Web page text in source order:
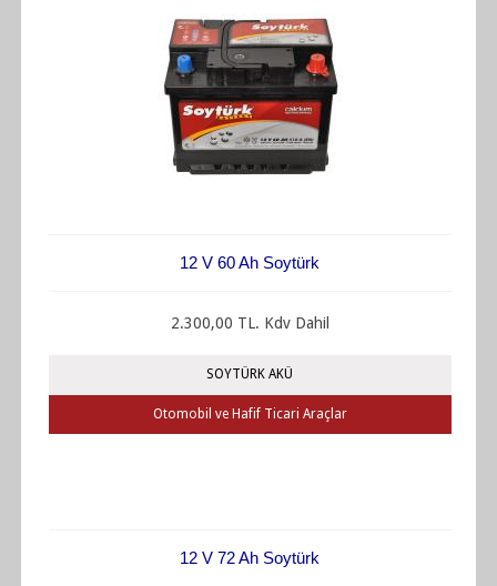
12 V 60 Ah Soytürk
2.300,00 TL. Kdv Dahil
SOYTÜRK AKÜ
Otomobil ve Hafif Ticari Araçlar
12 V 72 Ah Soytürk